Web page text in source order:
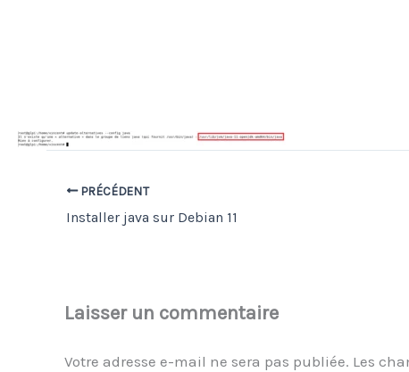
PRÉCÉDENT
Installer java sur Debian 11
Laisser un commentaire
Votre adresse e-mail ne sera pas publiée. Les